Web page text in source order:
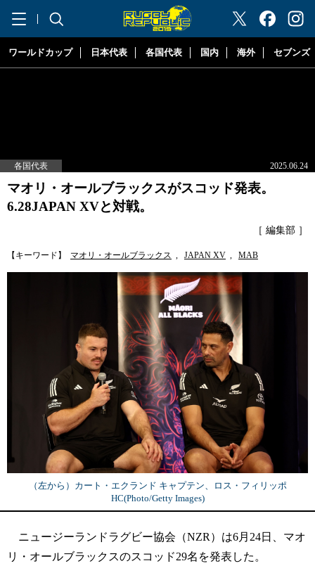
"ラグビーリパブリック"
ワールドカップ 日本代表 各国代表 国内 海外 セブンズ
各国代表 2025.06.24
マオリ・オールブラックスがスコッド発表。
6.28JAPAN XVと対戦。
［ 編集部 ］
【キーワード】 マオリ・オールブラックス , JAPAN XV , MAB
（左から）カート・エクランド キャプテン、ロス・フィリッポ
HC(Photo/Getty Images)
ニュージーランドラグビー協会（NZR）は6月24日、マオ
リ・オールブラックスのスコッド29名を発表した。